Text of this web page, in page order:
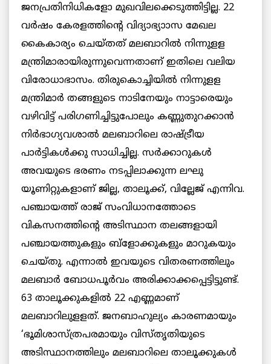
ജനപ്രതിനിധികളോ മുഖവിലക്കെടുത്തിട്ടില്ല. 22
വര്‍ഷം കേരളത്തിന്റെ വിദ്യാഭ്യാാസ മേഖല
കൈകാര്യം ചെയ്തത് മലബാറില്‍ നിന്നുളള
മന്ത്രിമാരായിരുന്നുവെന്നതാണ് ഇതിലെ വലിയ
വിരോധാഭാസം. തിരുകൊച്ചിയില്‍ നിന്നുളള
മന്ത്രിമാര്‍ തങ്ങളുടെ നാടിനേയും നാട്ടാരെയും
വഴിവിട്ട് പരിഗണിച്ചിട്ടുപോലും കണ്ണുതുറക്കാന്‍
നിര്‍ഭാഗ്യവശാല്‍ മലബാറിലെ രാഷ്ട്രീയ
പാര്‍ട്ടികള്‍ക്കു സാധിച്ചില്ല. സര്‍ക്കാറുകള്‍
അവയുടെ ഭരണം നടപ്പിലാക്കുന്ന ലഘു
യൂണിറ്റുകളാണ് ജില്ല, താലൂക്ക്, വില്ലേജ് എന്നിവ.
പഞ്ചായത്ത് രാജ് സംവിധാനത്തോടെ
വികസനത്തിന്റെ അടിസ്ഥാന തലങ്ങളായി
പഞ്ചായത്തുകളും ബ്ളോക്കുകളും മാറുകയും
ചെയ്തു. എന്നാല്‍ ഇവയുടെ വിതരണത്തിലും
മലബാര്‍ ബോധപൂര്‍വം അരിക്കാക്കപ്പെട്ടിട്ടുണ്ട്.
63 താലൂക്കുകളില്‍ 22 എണ്ണമാണ്
മലബാറിലുളളത്. ജനബാഹുല്യം കാരണമായും
‘ഭൂമിശാസ്ത്രപരമായും വിസ്തൃതിയുടെ
അടിസ്ഥാനത്തിലും മലബാറിലെ താലൂക്കുകള്‍